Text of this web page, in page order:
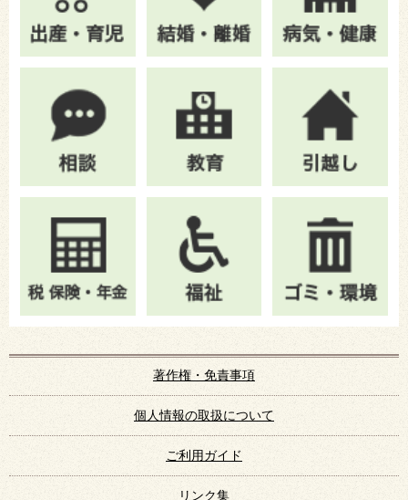
著作権・免責事項
個人情報の取扱について
ご利用ガイド
リンク集